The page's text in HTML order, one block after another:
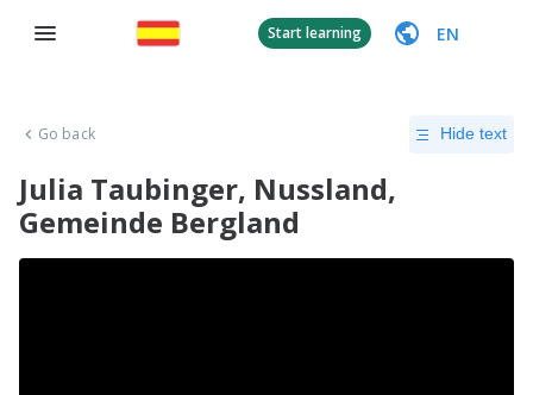
Start learning EN
Go back Hide text
Julia Taubinger, Nussland,
Gemeinde Bergland